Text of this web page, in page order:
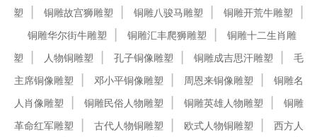
塑
铜雕故宫狮雕塑 铜雕八骏马雕塑
铜雕开荒牛雕塑
铜雕华尔街牛雕塑
铜雕汇丰爬狮雕塑
铜雕十二生肖雕
塑
人物铜雕塑 孔子铜像雕塑 铜雕成吉思汗雕塑
毛
主席铜像雕塑
邓小平铜像雕塑 周恩来铜像雕塑
铜雕名
人肖像雕塑
铜雕民俗人物雕塑 铜雕英雄人物雕塑
铜雕
革命红军雕塑
古代人物铜雕塑 欧式人物铜雕塑
西方人